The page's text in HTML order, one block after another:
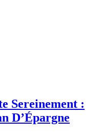
Sereinement :
D’Épargne